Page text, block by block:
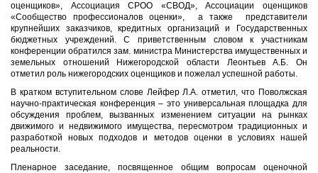
оценщиков», Ассоциация СРОО «СВОД», Ассоциации оценщиков
«Сообщество профессионалов оценки», а также представители
крупнейших заказчиков, кредитных организаций и Государственных
бюджетных учреждений. С приветственным словом к участникам
конференции обратился зам. министра Министерства имущественных и
земельных отношений Нижегородской области Леонтьев А.Б. Он
отметил роль нижегородских оценщиков и пожелал успешной работы.
В кратком вступительном слове Лейфер Л.А. отметил, что Поволжская
научно-практическая конференция – это универсальная площадка для
обсуждения проблем, вызванных изменением ситуации на рынках
движимого и недвижимого имущества, пересмотром традиционных и
разработкой новых подходов и методов оценки в условиях нашей
реальности.
Пленарное заседание, посвященное общим вопросам оценочной